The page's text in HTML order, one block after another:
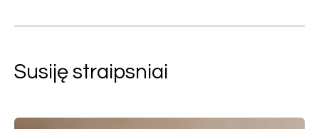
Susiję straipsniai